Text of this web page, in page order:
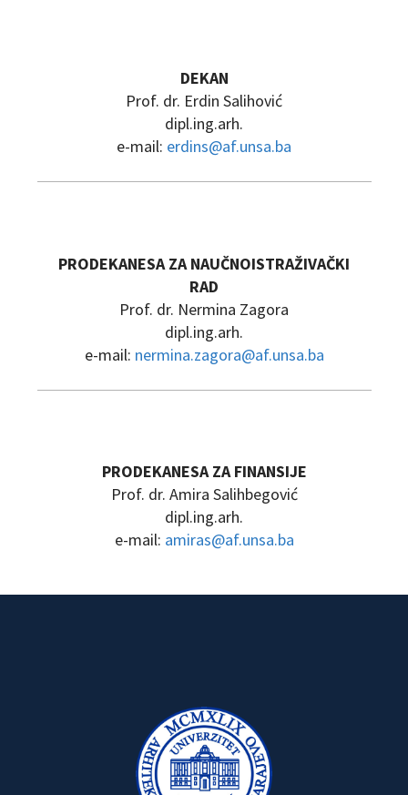
DEKAN
Prof. dr. Erdin Salihović
dipl.ing.arh.
e-mail: erdins@af.unsa.ba
PRODEKANESA ZA NAUČNOISTRAŽIVAČKI
RAD
Prof. dr. Nermina Zagora
dipl.ing.arh.
e-mail: nermina.zagora@af.unsa.ba
PRODEKANESA ZA FINANSIJE
Prof. dr. Amira Salihbegović
dipl.ing.arh.
e-mail: amiras@af.unsa.ba